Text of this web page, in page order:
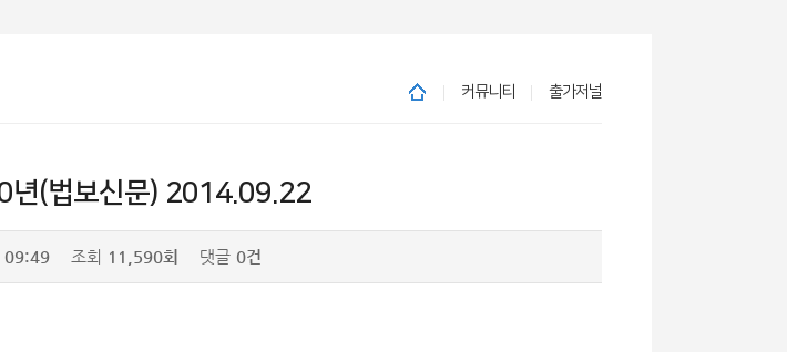
커뮤니티 출가저널
년(법보신문) 2014.09.22
09:49 조회 11,590회 댓글 0건